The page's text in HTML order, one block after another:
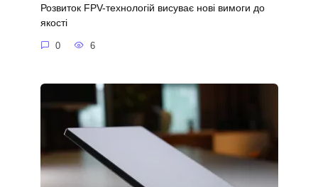
Розвиток FPV-технологій висуває нові вимоги до
якості
0 6